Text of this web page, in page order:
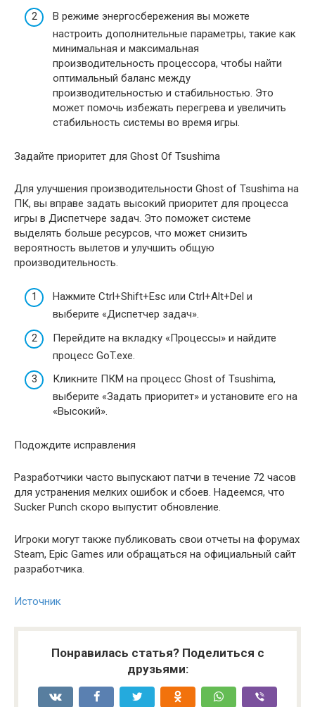
В режиме энергосбережения вы можете
настроить дополнительные параметры, такие как
минимальная и максимальная
производительность процессора, чтобы найти
оптимальный баланс между
производительностью и стабильностью. Это
может помочь избежать перегрева и увеличить
стабильность системы во время игры.
Задайте приоритет для Ghost Of Tsushima
Для улучшения производительности Ghost of Tsushima на
ПК, вы вправе задать высокий приоритет для процесса
игры в Диспетчере задач. Это поможет системе
выделять больше ресурсов, что может снизить
вероятность вылетов и улучшить общую
производительность.
Нажмите Ctrl+Shift+Esc или Ctrl+Alt+Del и
выберите «Диспетчер задач».
Перейдите на вкладку «Процессы» и найдите
процесс GoT.exe.
Кликните ПКМ на процесс Ghost of Tsushima,
выберите «Задать приоритет» и установите его на
«Высокий».
Подождите исправления
Разработчики часто выпускают патчи в течение 72 часов
для устранения мелких ошибок и сбоев. Надеемся, что
Sucker Punch скоро выпустит обновление.
Игроки могут также публиковать свои отчеты на форумах
Steam, Epic Games или обращаться на официальный сайт
разработчика.
Источник
Понравилась статья? Поделиться с
друзьями: